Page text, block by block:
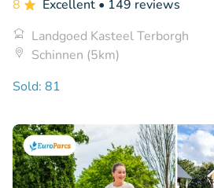
8 Excellent • 149 reviews
Landgoed Kasteel Terborgh
Schinnen (5km)
Sold: 81